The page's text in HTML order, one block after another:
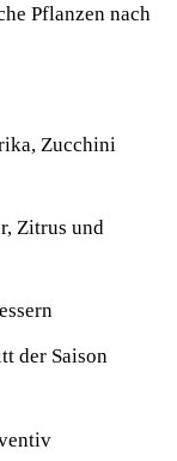
Pflanzen nach
Zucchini
Zitrus und
der Saison